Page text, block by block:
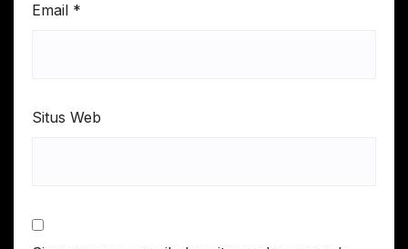
Email *
Situs Web